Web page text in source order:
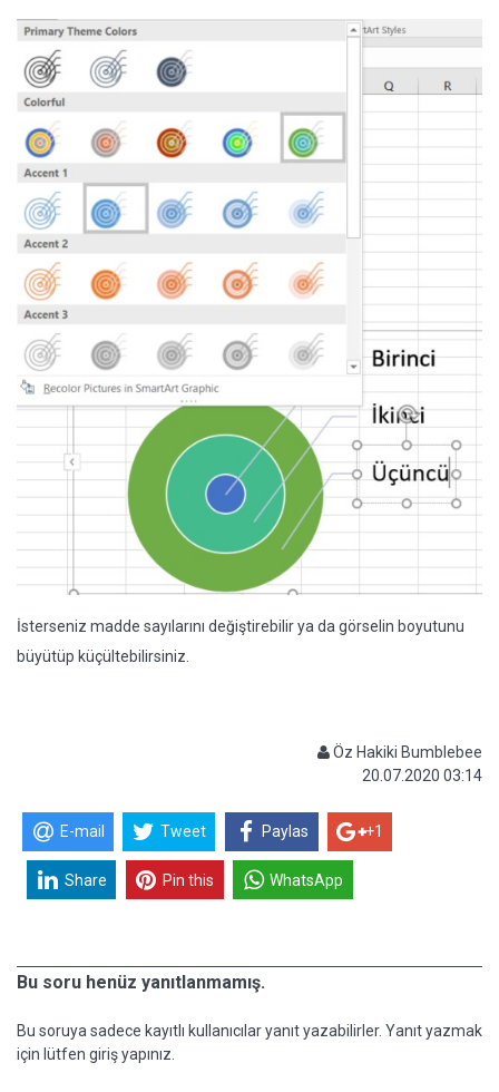
İsterseniz madde sayılarını değiştirebilir ya da görselin boyutunu
büyütüp küçültebilirsiniz.
Öz Hakiki Bumblebee
20.07.2020 03:14
E-mail Tweet Paylas +1
Share Pin this WhatsApp
Bu soru henüz yanıtlanmamış.
Bu soruya sadece kayıtlı kullanıcılar yanıt yazabilirler. Yanıt yazmak
için lütfen giriş yapınız.